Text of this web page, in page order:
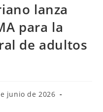
lanza
para la
de adultos
junio de 2026